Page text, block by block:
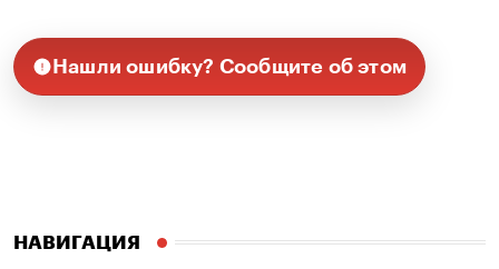
Нашли ошибку? Сообщите об этом
НАВИГАЦИЯ